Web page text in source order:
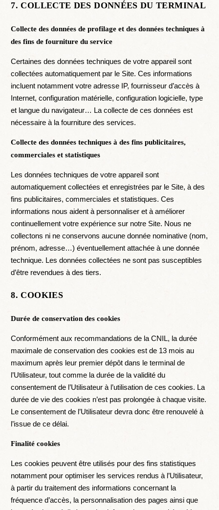
7. COLLECTE DES DONNÉES DU TERMINAL
Collecte des données de profilage et des données techniques à
des fins de fourniture du service
Certaines des données techniques de votre appareil sont
collectées automatiquement par le Site. Ces informations
incluent notamment votre adresse IP, fournisseur d’accès à
Internet, configuration matérielle, configuration logicielle, type
et langue du navigateur… La collecte de ces données est
nécessaire à la fourniture des services.
Collecte des données techniques à des fins publicitaires,
commerciales et statistiques
Les données techniques de votre appareil sont
automatiquement collectées et enregistrées par le Site, à des
fins publicitaires, commerciales et statistiques. Ces
informations nous aident à personnaliser et à améliorer
continuellement votre expérience sur notre Site. Nous ne
collectons ni ne conservons aucune donnée nominative (nom,
prénom, adresse…) éventuellement attachée à une donnée
technique. Les données collectées ne sont pas susceptibles
d’être revendues à des tiers.
8. COOKIES
Durée de conservation des cookies
Conformément aux recommandations de la CNIL, la durée
maximale de conservation des cookies est de 13 mois au
maximum après leur premier dépôt dans le terminal de
l’Utilisateur, tout comme la durée de la validité du
consentement de l’Utilisateur à l’utilisation de ces cookies. La
durée de vie des cookies n’est pas prolongée à chaque visite.
Le consentement de l’Utilisateur devra donc être renouvelé à
l’issue de ce délai.
Finalité cookies
Les cookies peuvent être utilisés pour des fins statistiques
notamment pour optimiser les services rendus à l’Utilisateur,
à partir du traitement des informations concernant la
fréquence d’accès, la personnalisation des pages ainsi que